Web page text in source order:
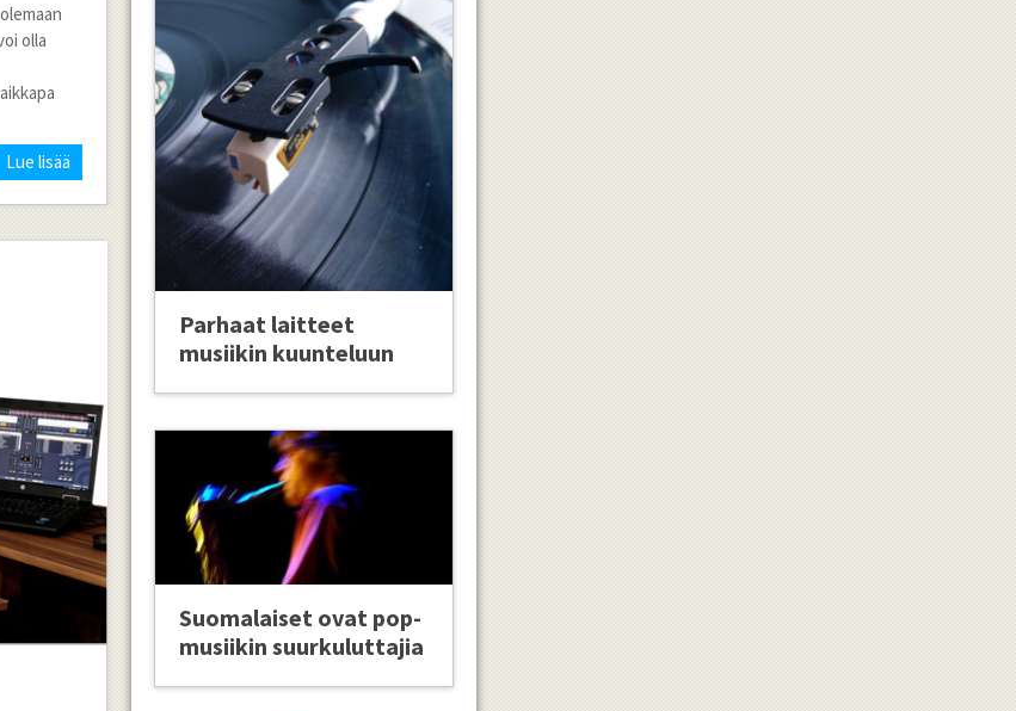
olla
Lue lisää
Parhaat laitteet
musiikin kuunteluun
Suomalaiset ovat pop-
musiikin suurkuluttajia